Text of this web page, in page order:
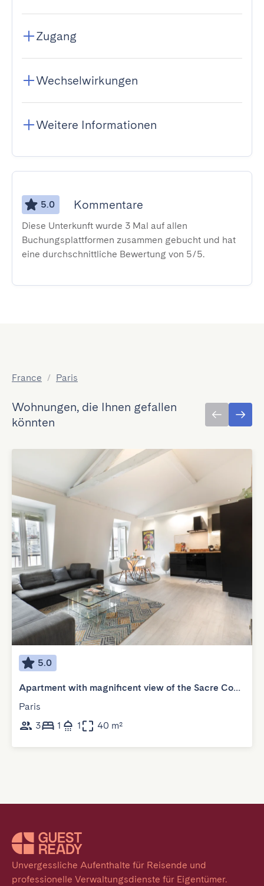
Zugang
Wechselwirkungen
Weitere Informationen
5.0 Kommentare
Diese Unterkunft wurde 3 Mal auf allen
Buchungsplattformen zusammen gebucht und hat
eine durchschnittliche Bewertung von 5/5.
France / Paris
Wohnungen, die Ihnen gefallen
könnten
5.0
Apartment with magnificent view of the Sacre Coeur
Paris
3
1 1 40 m²
Unvergessliche Aufenthalte für Reisende und
professionelle Verwaltungsdienste für Eigentümer.